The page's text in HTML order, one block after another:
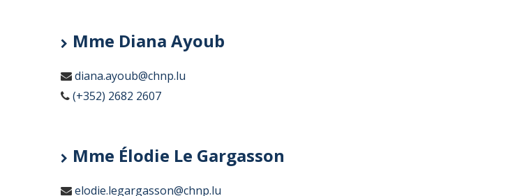
Mme Diana Ayoub
diana.ayoub@chnp.lu
(+352) 2682 2607
Mme Élodie Le Gargasson
elodie.legargasson@chnp.lu